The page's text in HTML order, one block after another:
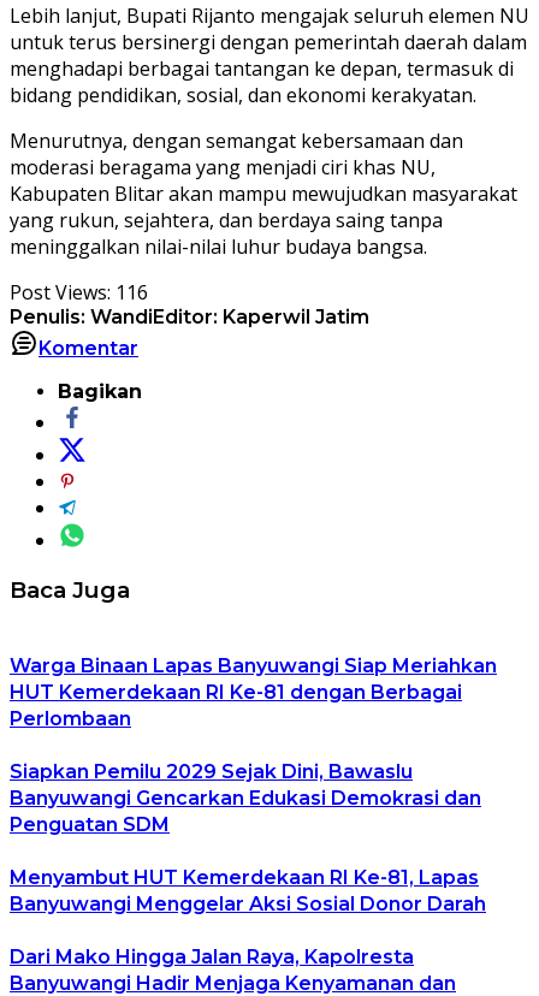
Lebih lanjut, Bupati Rijanto mengajak seluruh elemen NU
untuk terus bersinergi dengan pemerintah daerah dalam
menghadapi berbagai tantangan ke depan, termasuk di
bidang pendidikan, sosial, dan ekonomi kerakyatan.
Menurutnya, dengan semangat kebersamaan dan
moderasi beragama yang menjadi ciri khas NU,
Kabupaten Blitar akan mampu mewujudkan masyarakat
yang rukun, sejahtera, dan berdaya saing tanpa
meninggalkan nilai-nilai luhur budaya bangsa.
Post Views: 116
Penulis: WandiEditor: Kaperwil Jatim
Komentar
Bagikan
Baca Juga
Warga Binaan Lapas Banyuwangi Siap Meriahkan
HUT Kemerdekaan RI Ke-81 dengan Berbagai
Perlombaan
Siapkan Pemilu 2029 Sejak Dini, Bawaslu
Banyuwangi Gencarkan Edukasi Demokrasi dan
Penguatan SDM
Menyambut HUT Kemerdekaan RI Ke-81, Lapas
Banyuwangi Menggelar Aksi Sosial Donor Darah
Dari Mako Hingga Jalan Raya, Kapolresta
Banyuwangi Hadir Menjaga Kenyamanan dan